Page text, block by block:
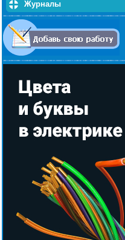
Журналы